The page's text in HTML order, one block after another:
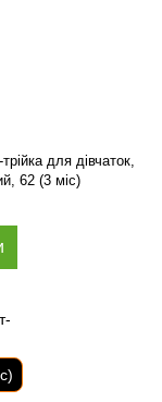
для дівчаток,
62 (3 міс)